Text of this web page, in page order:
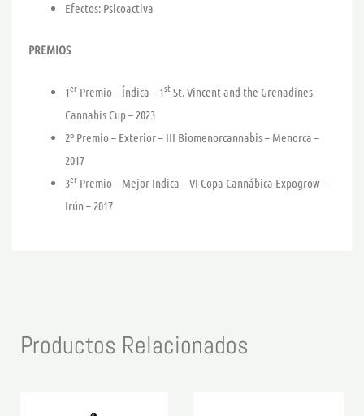
Efectos: Psicoactiva
PREMIOS
1er Premio – Índica – 1stSt. Vincent and the Grenadines
Cannabis Cup – 2023
2º Premio – Exterior – III Biomenorcannabis – Menorca –
2017
3er Premio – Mejor Indica – VI Copa Cannábica Expogrow –
Irún – 2017
Productos Relacionados